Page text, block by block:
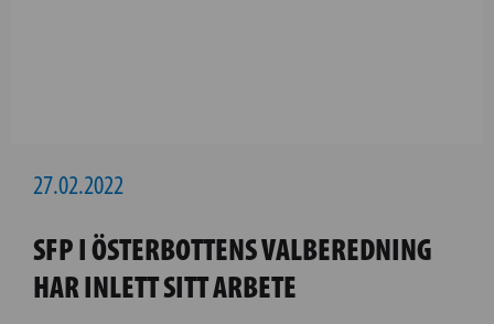
27.02.2022
SFP I ÖSTERBOTTENS VALBEREDNING
HAR INLETT SITT ARBETE